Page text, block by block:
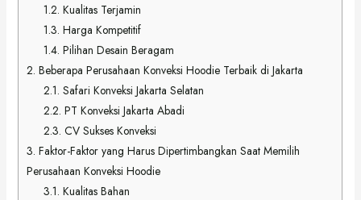
1.2. Kualitas Terjamin
1.3. Harga Kompetitif
1.4. Pilihan Desain Beragam
2. Beberapa Perusahaan Konveksi Hoodie Terbaik di Jakarta
2.1. Safari Konveksi Jakarta Selatan
2.2. PT Konveksi Jakarta Abadi
2.3. CV Sukses Konveksi
3. Faktor-Faktor yang Harus Dipertimbangkan Saat Memilih
Perusahaan Konveksi Hoodie
3.1. Kualitas Bahan